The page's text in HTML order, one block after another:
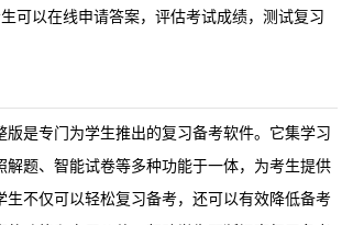
可以在线申请答案，评估考试成绩，测试复习
版是专门为学生推出的复习备考软件。它集学习
解题、智能试卷等多种功能于一体，为考生提供
生不仅可以轻松复习备考，还可以有效降低备考